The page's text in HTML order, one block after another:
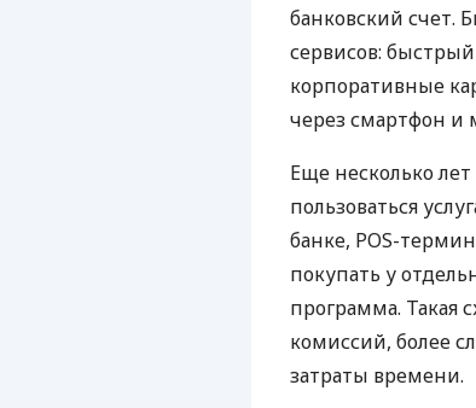
банковский счет.
сервисов:
корпоративные
через смартфон и
Еще несколько
пользоваться
банке, POS-
покупать у
программа. Такая
комиссий, более
затраты времени.